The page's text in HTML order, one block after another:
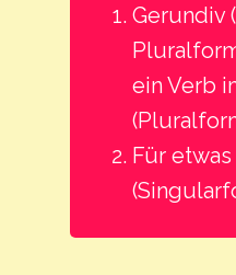
Gerundiv
ein Verb
Für